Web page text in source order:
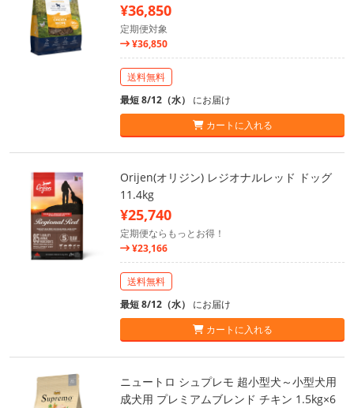
¥36,850
定期便対象
¥36,850
送料無料
最短 8/12（水） にお届け
カートに入れる
Orijen(オリジン) レジオナルレッド ドッグ
11.4kg
¥25,740
定期便ならもっとお得！
¥23,166
送料無料
最短 8/12（水） にお届け
カートに入れる
ニュートロ シュプレモ 超小型犬～小型犬用
成犬用 プレミアムブレンド チキン 1.5kg×6